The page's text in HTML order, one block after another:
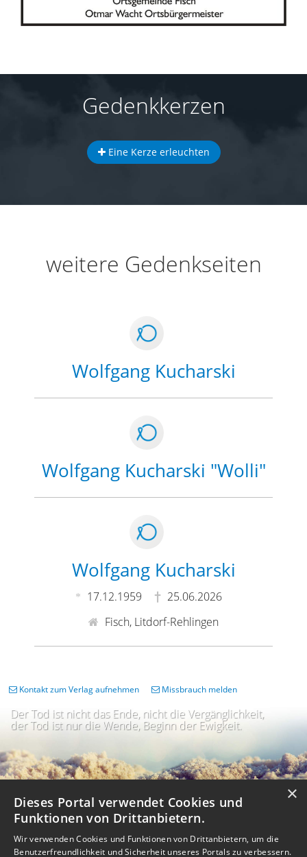
Gedenkkerzen
Eine Kerze erleuchten
weitere Gedenkseiten
Wolfgang Kucharski
Wolfgang Kucharski "Wolli"
Wolfgang Kucharski
17.12.1959
25.06.2026
Fisch, Litdorf-Rehlingen
Der Tod ist nicht das Ende, nicht die Vergänglichkeit,
der Tod ist nur die Wende, Beginn der Ewigkeit.
Kontakt zum Verlag aufnehmen Missbrauch melden
×
Dieses Portal verwendet Cookies und
Funktionen von Drittanbietern.
Wir verwenden Cookies und Funktionen von Drittanbietern, um die
Benutzerfreundlichkeit und Sicherheit unseres Portals zu verbessern.